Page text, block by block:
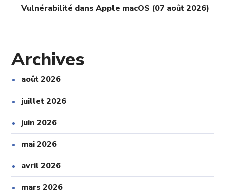
Vulnérabilité dans Apple macOS (07 août 2026)
Archives
août 2026
juillet 2026
juin 2026
mai 2026
avril 2026
mars 2026